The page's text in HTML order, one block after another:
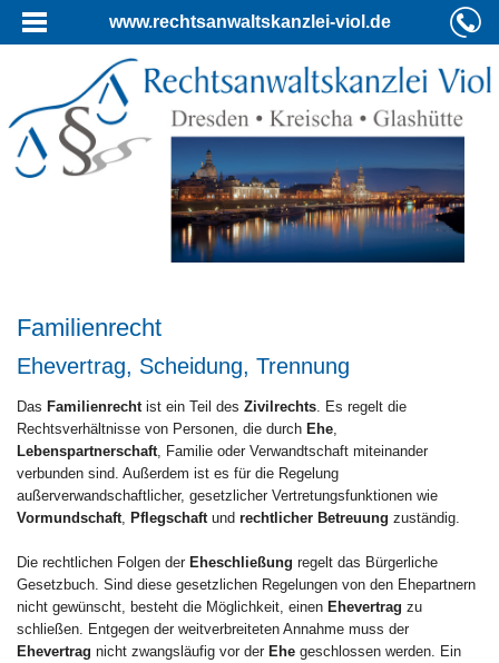
www.rechtsanwaltskanzlei-viol.de
Familienrecht
Ehevertrag, Scheidung, Trennung
Das Familienrecht ist ein Teil des Zivilrechts . Es regelt die
Rechtsverhältnisse von Personen, die durch Ehe
Lebenspartnerschaft , Familie oder Verwandtschaft miteinander
verbunden sind. Außerdem ist es für die Regelung
außerverwandschaftlicher, gesetzlicher Vertretungsfunktionen wie
Vormundschaft Pflegschaft und rechtlicher Betreuung zuständig.
Die rechtlichen Folgen der Eheschließung regelt das Bürgerliche
Gesetzbuch. Sind diese gesetzlichen Regelungen von den Ehepartnern
nicht gewünscht, besteht die Möglichkeit, einen Ehevertrag zu
schließen. Entgegen der weitverbreiteten Annahme muss der
Ehevertrag nicht zwangsläufig vor der Ehe geschlossen werden. Ein